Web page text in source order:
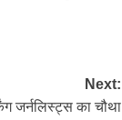
Next:
जर्नलिस्ट्स का चौथा